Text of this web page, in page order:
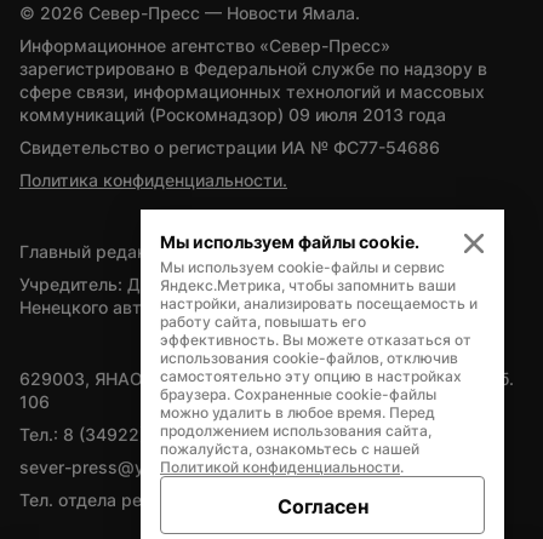
© 2026 Север-Пресс — Новости Ямала.
Информационное агентство «Север-Пресс»
зарегистрировано в Федеральной службе по надзору в
сфере связи, информационных технологий и массовых
коммуникаций (Роскомнадзор) 09 июля 2013 года
Свидетельство о регистрации ИА № ФС77-54686
Политика конфиденциальности.
Главный редактор — А.Л. Поздеев
Учредитель: Департамент внутренней политики Ямало-
Ненецкого автономного округа
629003, ЯНАО, Салехард, мкр. Богдана Кнунянца, д.1, каб.
106
Тел.: 8 (34922) 71262
sever-press@yamal-media.ru
Тел. отдела рекламы: 8 (34922) 42728
Мы используем файлы cookie.
Мы используем cookie-файлы и сервис
Яндекс.Метрика, чтобы запомнить ваши
настройки, анализировать посещаемость и
работу сайта, повышать его
эффективность. Вы можете отказаться от
использования cookie-файлов, отключив
самостоятельно эту опцию в настройках
браузера. Сохраненные cookie-файлы
можно удалить в любое время. Перед
продолжением использования сайта,
пожалуйста, ознакомьтесь с нашей
Политикой конфиденциальности.
Согласен